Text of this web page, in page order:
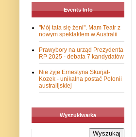
Events Info
"Mój tata się żeni". Mam Teatr z
nowym spektaklem w Australii
Prawybory na urząd Prezydenta
RP 2025 - debata 7 kandydatów
Nie żyje Ernestyna Skurjat-
Kozek - unikalna postać Polonii
australijskiej
Wyszukiwarka